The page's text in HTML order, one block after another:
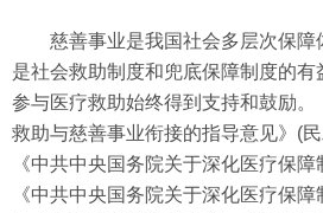
慈善事业是我国社会多层次保障
是社会救助制度和兜底保障制度的
参与医疗救助始终得到支持和鼓励。
救助与慈善事业衔接的指导意见》(民
《中共中央国务院关于深化医疗保障
《中共中央国务院关于深化医疗保